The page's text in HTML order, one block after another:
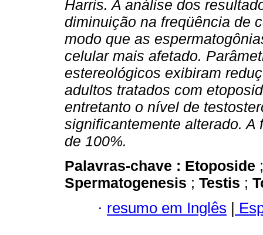
Harris. A análise dos
diminuição na freqüência de
modo que as
celular mais afetado.
estereológicos exibiram
adultos tratados com
entretanto o nível de
significantemente alterado.
de 100%.
Palavras-chave : Etoposide
Spermatogenesis ; Testis ;
· resumo em Inglês |